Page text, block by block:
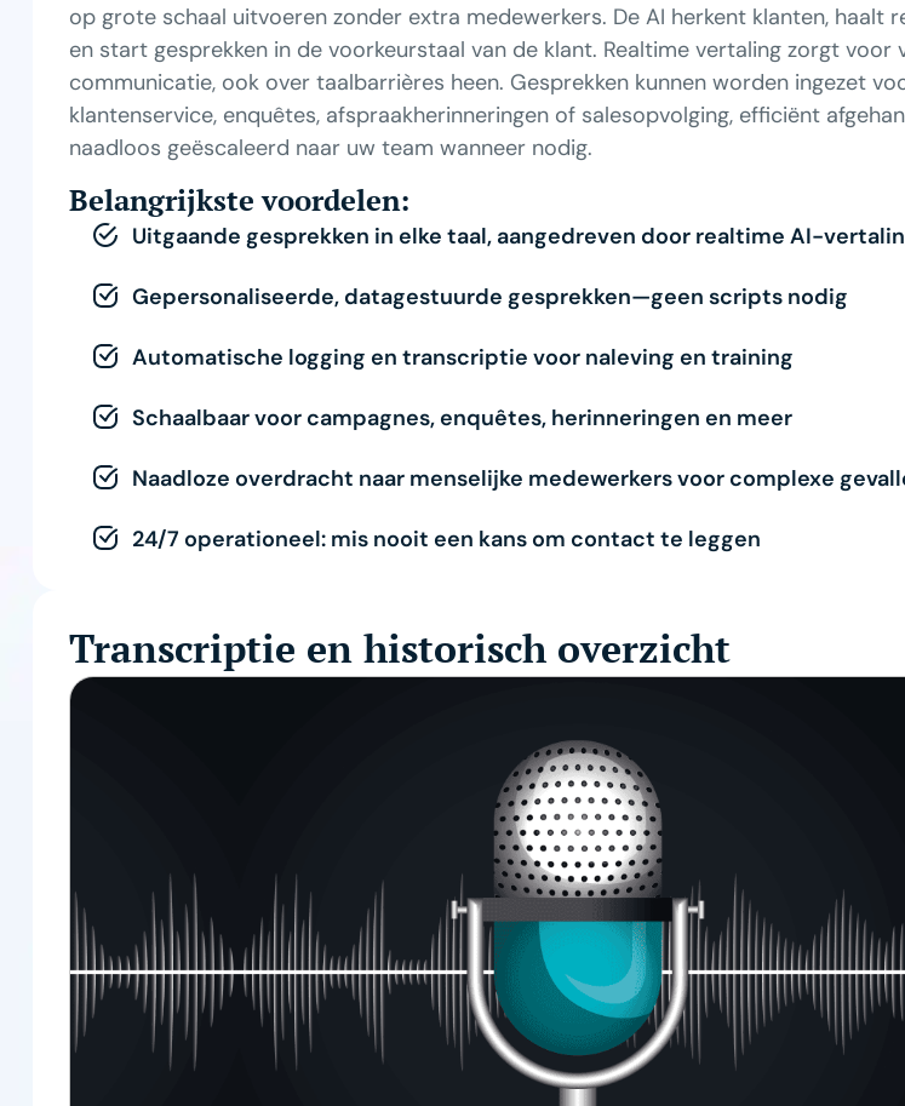
op grote schaal uitvoeren zonder extra medewerkers. De AI herkent klanten, haalt
en start gesprekken in de voorkeurstaal van de klant. Realtime vertaling zorgt voor
communicatie, ook over taalbarrières heen. Gesprekken kunnen worden ingezet
klantenservice, enquêtes, afspraakherinneringen of salesopvolging, efficiënt
naadloos geëscaleerd naar uw team wanneer nodig.
Belangrijkste voordelen:
Uitgaande gesprekken in elke taal, aangedreven door realtime AI-
Gepersonaliseerde, datagestuurde gesprekken—geen scripts nodig
Automatische logging en transcriptie voor naleving en training
Schaalbaar voor campagnes, enquêtes, herinneringen en meer
Naadloze overdracht naar menselijke medewerkers voor complexe
24/7 operationeel: mis nooit een kans om contact te leggen
Transcriptie en historisch overzicht